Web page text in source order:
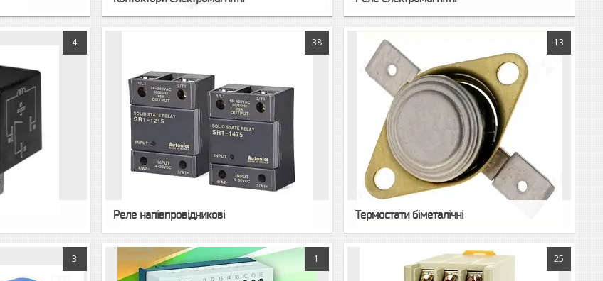
4 38
Реле напівпровідникові
13
Термостати біметалічні
3 1 25